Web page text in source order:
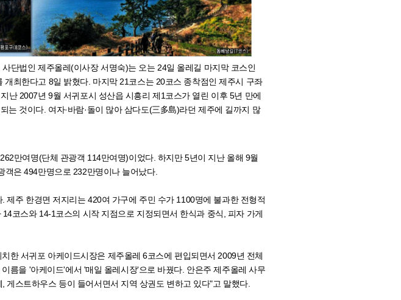
단법인 제주올레(이사장 서명숙)는 오는 24일 올레길 마지막 코스인
최한다고 8일 밝혔다. 마지막 21코스는 20코스 종착점인 제주시 구좌
난 2007년 9월 서귀포시 성산읍 시흥리 제1코스가 열린 이후 5년 만에
는 것이다. 여자·바람·돌이 많아 삼다도(三多島)라던 제주에 길까지 많
만여명(단체 관광객 114만여명)이었다. 하지만 5년이 지난 올해 9월
은 494만명으로 232만명이나 늘어났다.
제주 한경면 저지리는 420여 가구에 주민 수가 1100명에 불과한 전형적
코스와 14-1코스의 시작 지점으로 지정되면서 한식과 중식, 피자 가게
한 서귀포 아케이드시장은 제주올레 6코스에 편입되면서 2009년 전체
름을 '아케이드'에서 '매일 올레시장'으로 바꿨다. 안은주 제주올레 사무
게스트하우스 등이 들어서면서 지역 상권도 변하고 있다"고 말했다.